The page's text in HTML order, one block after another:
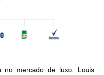
no mercado de luxo. Louis